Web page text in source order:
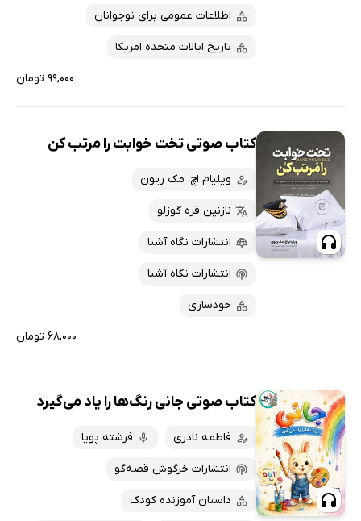
اطلاعات عمومی برای نوجوانان
تاریخ ایالات متحده امریکا
۹۹,۰۰۰ تومان
کتاب صوتی تخت خوابت را مرتب کن
ویلیام اچ. مک ریون
نازنین قره گوزلو
انتشارات نگاه آشنا
انتشارات نگاه آشنا
خودسازی
۶۸,۰۰۰ تومان
کتاب صوتی جانی رنگ‌ها را یاد می‌گیرد
فاطمه نادری فرشته پویا
انتشارات خرگوش قصه‌گو
داستان آموزنده کودک